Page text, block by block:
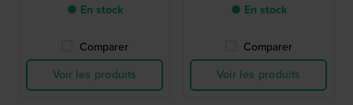
● En stock
Comparer
Voir les produits
● En stock
Comparer
Voir les produits